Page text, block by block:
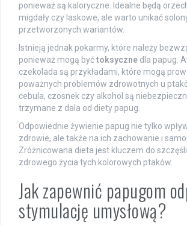
ponieważ są kaloryczne. Idealne będą
migdały czy laskowe, ale warto unikać
przetworzonych wariantów.
Istnieją jednak pokarmy, które należy
ponieważ mogą byćtoksyczne dla papug.
czekolada są przykładami, które mogą
poważnych problemów zdrowotnych u
cebula, czosnek czy alkohol są
trzymane z dala od diety papug.
Odpowiednie żywienie papug nie tylko
zdrowie, ale także na ich zachowanie i
Zróżnicowana dieta jest kluczem do
zdrowego życia tych kolorowych ptaków.
Jak zapewnić papugom
stymulację umysłową?